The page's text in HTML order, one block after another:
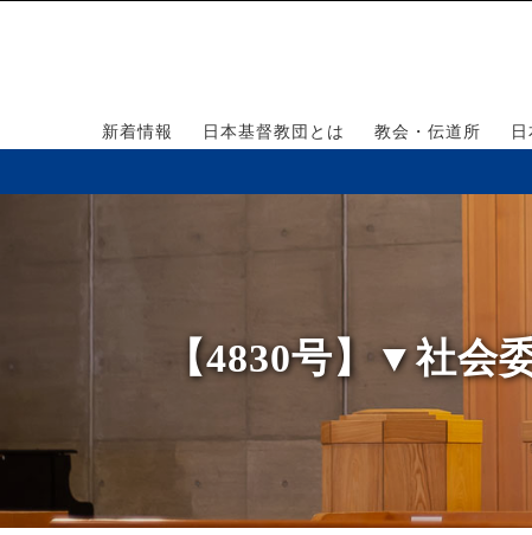
新着情報 日本基督教団とは 教会・伝道所
【4830号】▼社